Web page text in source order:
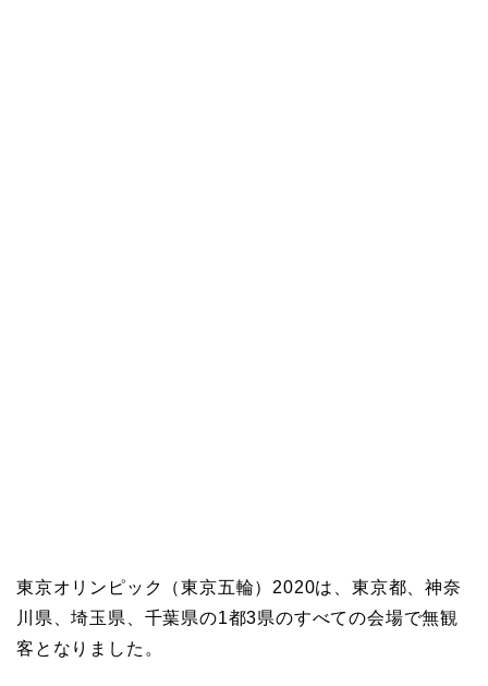
東京オリンピック（東京五輪）2020は、東京都、神奈
川県、埼玉県、千葉県の1都3県のすべての会場で無観
客となりました。